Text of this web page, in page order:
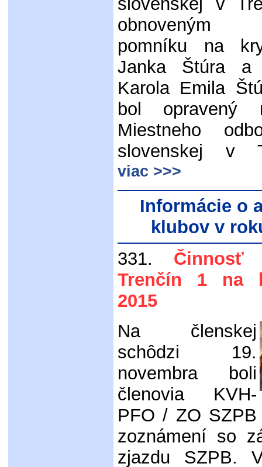
obnoveným
pomníku na
Janka Štúra a
Karola Emila
bol opravený
Miestneho
slovenskej v
viac >>>
Informácie o
klubov v
331.
Činnosť
Trenčín 1 na
2015
Na členskej
schôdzi 19.
novembra boli
členovia KVH-
PFO / ZO
zoznámení so
zjazdu SZPB.